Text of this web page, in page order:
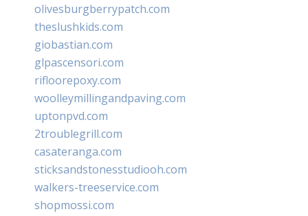
olivesburgberrypatch.com
theslushkids.com
giobastian.com
glpascensori.com
rifloorepoxy.com
woolleymillingandpaving.com
uptonpvd.com
2troublegrill.com
casateranga.com
sticksandstonesstudiooh.com
walkers-treeservice.com
shopmossi.com